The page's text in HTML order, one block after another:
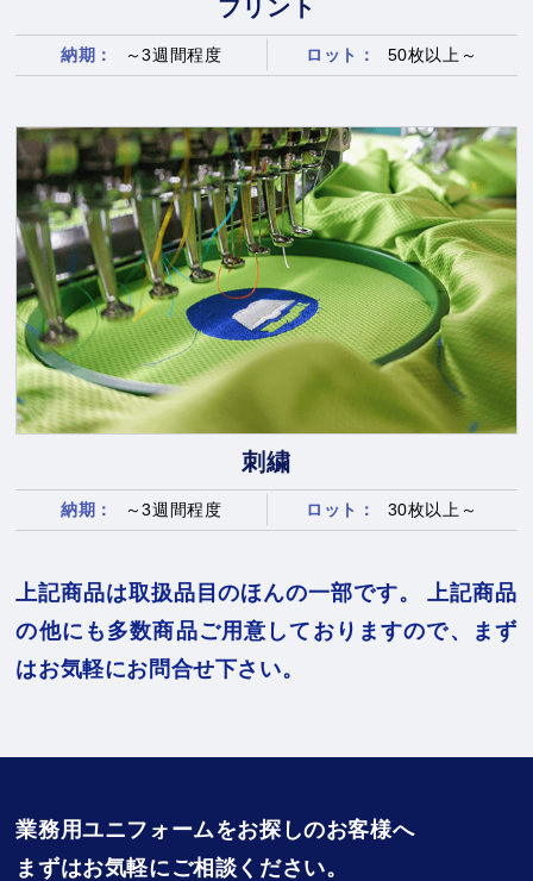
プリント
納期： ～3週間程度 ロット： 50枚以上～
刺繍
納期： ～3週間程度 ロット： 30枚以上～
上記商品は取扱品目のほんの一部です。
上記商品
の他にも多数商品ご用意しておりますので、まず
はお気軽にお問合せ下さい。
業務用ユニフォームをお探しのお客様へ
まずはお気軽にご相談ください。